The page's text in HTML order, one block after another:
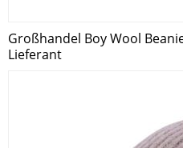
Großhandel Boy Wool
Lieferant